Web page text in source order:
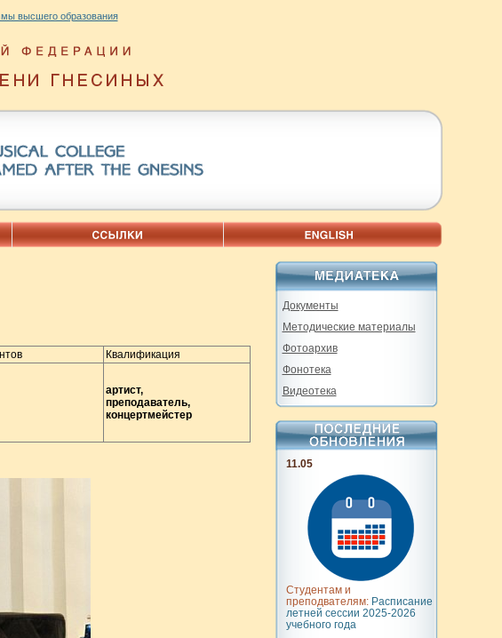
высшего образования
Квалификация
артист,
преподаватель,
концертмейстер
Документы
Методические материалы
Фотоархив
Фонотека
Видеотека
11.05
Студентам и
преподвателям: Расписание
летней сессии 2025-2026
учебного года